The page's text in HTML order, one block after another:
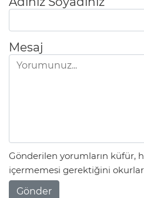
Mesaj
Gönderilen yorumların küfür,
içermemesi gerektiğini
Gönder